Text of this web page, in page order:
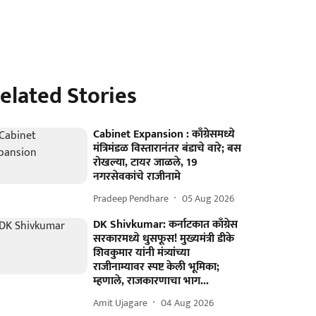
Stories
Cabinet Expansion : काँग्रेसमध्ये
मंत्रिमंडळ विस्तारानंतर बंडाचे वारे; बस
रोखल्या, टायर जाळले, 19
नगरसेवकांचे राजीनामे
Pradeep Pendhare 05 Aug 2026
DK Shivkumar: कर्नाटकात काँग्रेस
सरकारमध्ये धुसफूस! मुख्यमंत्री डीके
शिवकुमार यांनी मंत्र्यांच्या
राजीनाम्यावर स्पष्ट केली भूमिका;
म्हणाले, राजकारणाचा भाग...
Amit Ujagare 04 Aug 2026